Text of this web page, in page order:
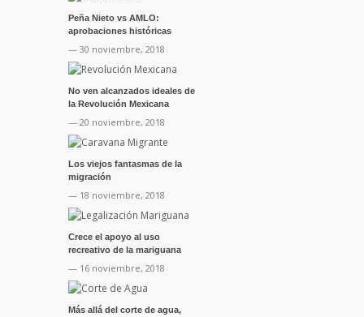
Peña Nieto vs AMLO:
aprobaciones históricas
— 30 noviembre, 2018
No ven alcanzados ideales de
la Revolución Mexicana
— 20 noviembre, 2018
Los viejos fantasmas de la
migración
— 18 noviembre, 2018
Crece el apoyo al uso
recreativo de la mariguana
— 16 noviembre, 2018
Más allá del corte de agua,